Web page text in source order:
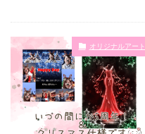
オリジナルアート